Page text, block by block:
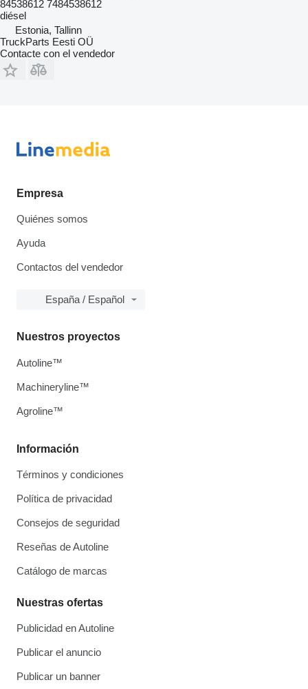
84538612 7484538612
diésel
Estonia, Tallinn
TruckParts Eesti OÜ
Contacte con el vendedor
Empresa
Quiénes somos
Ayuda
Contactos del vendedor
España / Español
Información
Términos y condiciones
Política de privacidad
Consejos de seguridad
Reseñas de Autoline
Catálogo de marcas
Nuestras ofertas
Publicidad en Autoline
Publicar el anuncio
Publicar un banner
Nuestros proyectos
Autoline™
Machineryline™
Agroline™